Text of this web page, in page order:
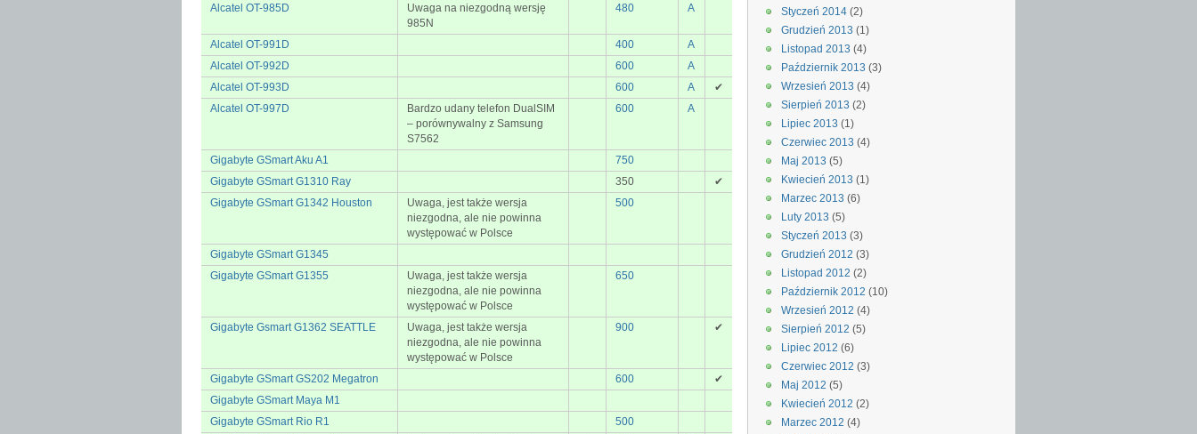
Alcatel OT-985D
Uwaga na niezgodną wersję
985N
480 A
Alcatel OT-991D 400
A
Alcatel OT-992D
600
A
Alcatel OT-993D
600 A
✔
Alcatel OT-997D
Bardzo udany telefon DualSIM
– porównywalny z Samsung
S7562
600 A
Gigabyte GSmart Aku A1
750
Gigabyte GSmart G1310 Ray
350
✔
Gigabyte GSmart G1342 Houston
Uwaga, jest także wersja
niezgodna, ale nie powinna
występować w Polsce
500
Gigabyte GSmart G1345
Gigabyte GSmart G1355
Uwaga, jest także wersja
niezgodna, ale nie powinna
występować w Polsce
650
Gigabyte Gsmart G1362 SEATTLE
Uwaga, jest także wersja
niezgodna, ale nie powinna
występować w Polsce
900 ✔
Gigabyte GSmart GS202 Megatron 600
✔
Gigabyte GSmart Maya M1
Gigabyte GSmart Rio R1
500
Styczeń 2014 (2)
Grudzień 2013 (1)
Listopad 2013 (4)
Październik 2013 (3)
Wrzesień 2013 (4)
Sierpień 2013 (2)
Lipiec 2013 (1)
Czerwiec 2013 (4)
Maj 2013 (5)
Kwiecień 2013 (1)
Marzec 2013 (6)
Luty 2013 (5)
Styczeń 2013 (3)
Grudzień 2012 (3)
Listopad 2012 (2)
Październik 2012 (10)
Wrzesień 2012 (4)
Sierpień 2012 (5)
Lipiec 2012 (6)
Czerwiec 2012 (3)
Maj 2012 (5)
Kwiecień 2012 (2)
Marzec 2012 (4)